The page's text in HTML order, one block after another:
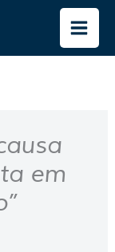
em